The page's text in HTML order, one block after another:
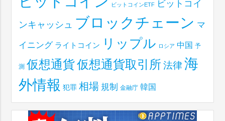
ビットコインETF ビットコイ
ンキャッシュ ブロックチェーン マ
イニング ライトコイン リップル ロシア 中国 予
測 仮想通貨仮想通貨取引所 法律 海
外情報 犯罪 相場 規制 金融庁 韓国